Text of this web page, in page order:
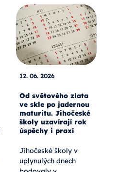
12. 06. 2026
Od světového zlata
ve skle po jadernou
maturitu. Jihočeské
školy uzavírají rok
úspěchy i praxí
Jihočeské školy v
uplynulých dnech